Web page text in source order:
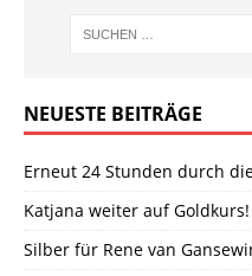
NEUESTE BEITRÄGE
Erneut 24 Stunden durch
Katjana weiter auf Goldkurs!
Silber für Rene van